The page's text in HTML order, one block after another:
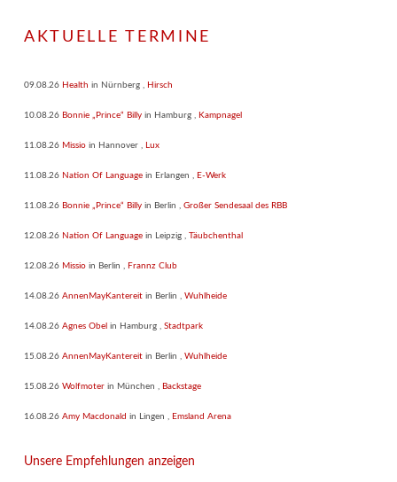
AKTUELLE TERMINE
09.08.26 Health in Nürnberg , Hirsch
10.08.26 Bonnie „Prince“ Billy in Hamburg , Kampnagel
11.08.26 Missio in Hannover , Lux
11.08.26 Nation Of Language in Erlangen , E-Werk
11.08.26 Bonnie „Prince“ Billy in Berlin , Großer Sendesaal des RBB
12.08.26 Nation Of Language in Leipzig , Täubchenthal
12.08.26 Missio in Berlin , Frannz Club
14.08.26 AnnenMayKantereit in Berlin , Wuhlheide
14.08.26 Agnes Obel in Hamburg , Stadtpark
15.08.26 AnnenMayKantereit in Berlin , Wuhlheide
15.08.26 Wolfmoter in München , Backstage
16.08.26 Amy Macdonald in Lingen , Emsland Arena
Unsere Empfehlungen anzeigen